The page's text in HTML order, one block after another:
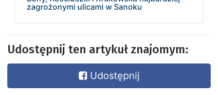
zagrożonymi ulicami w Sanoku
Udostępnij ten artykuł znajomym:
Udostępnij